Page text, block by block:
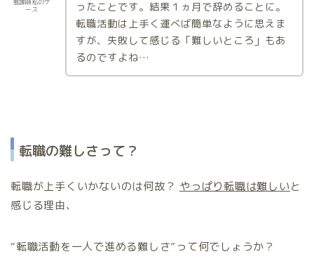
ース
ったことです。結果１ヵ月で辞めることに。
転職活動は上手く運べば簡単なように思えま
すが、失敗して感じる「難しいところ」もあ
るのですよね…
転職の難しさって？
転職が上手くいかないのは何故？ やっぱり転職は難しいと
感じる理由、
“転職活動を一人で進める難しさ”って何でしょうか？